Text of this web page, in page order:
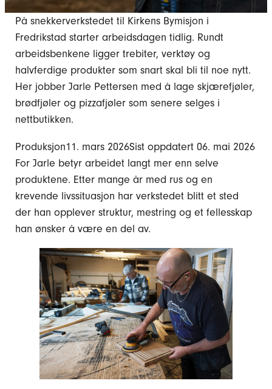
På snekkerverkstedet til Kirkens Bymisjon i
Fredrikstad starter arbeidsdagen tidlig. Rundt
arbeidsbenkene ligger trebiter, verktøy og
halvferdige produkter som snart skal bli til noe nytt.
Her jobber Jarle Pettersen med å lage skjærefjøler,
brødfjøler og pizzafjøler som senere selges i
nettbutikken.
Produksjon11. mars 2026Sist oppdatert 06. mai 2026
For Jarle betyr arbeidet langt mer enn selve
produktene. Etter mange år med rus og en
krevende livssituasjon har verkstedet blitt et sted
der han opplever struktur, mestring og et fellesskap
han ønsker å være en del av.